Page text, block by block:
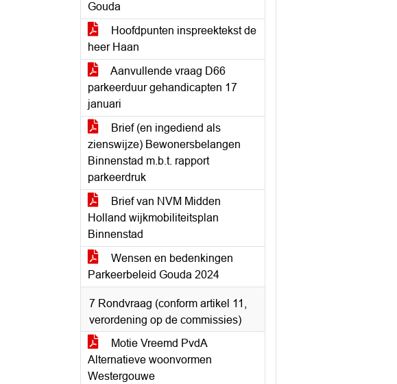
Gouda
Hoofdpunten inspreektekst de
heer Haan
Aanvullende vraag D66
parkeerduur gehandicapten 17
januari
Brief (en ingediend als
zienswijze) Bewonersbelangen
Binnenstad m.b.t. rapport
parkeerdruk
Brief van NVM Midden
Holland wijkmobiliteitsplan
Binnenstad
Wensen en bedenkingen
Parkeerbeleid Gouda 2024
7 Rondvraag (conform artikel 11,
verordening op de commissies)
Motie Vreemd PvdA
Alternatieve woonvormen
Westergouwe